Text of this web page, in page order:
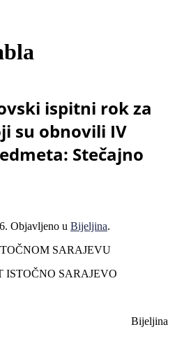
ispitni rok za
su obnovili IV
Stečajno
. Objavljeno u Bijeljina.
SARAJEVU
ISTOČNO SARAJEVO
Bijeljina